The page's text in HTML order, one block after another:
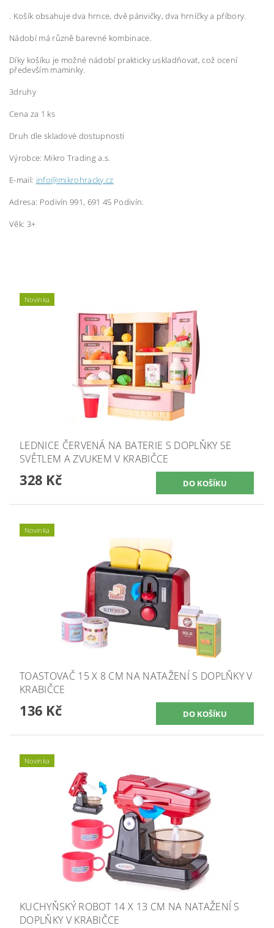
. Košík obsahuje dva hrnce, dvě pánvičky, dva hrníčky a příbory.
Nádobí má různě barevné kombinace.
Díky košíku je možné nádobí prakticky uskladňovat, což ocení
především maminky.
3druhy
Cena za 1 ks
Druh dle skladové dostupnosti
Výrobce: Mikro Trading a.s.
E-mail: info@mikrohracky.cz
Adresa: Podivín 991, 691 45 Podivín.
Věk: 3+
Novinka
LEDNICE ČERVENÁ NA BATERIE S DOPLŇKY SE
SVĚTLEM A ZVUKEM V KRABIČCE
328 Kč
Novinka
TOASTOVAČ 15 X 8 CM NA NATAŽENÍ S DOPLŇKY V
KRABIČCE
136 Kč
Novinka
KUCHYŇSKÝ ROBOT 14 X 13 CM NA NATAŽENÍ S
DOPLŇKY V KRABIČCE